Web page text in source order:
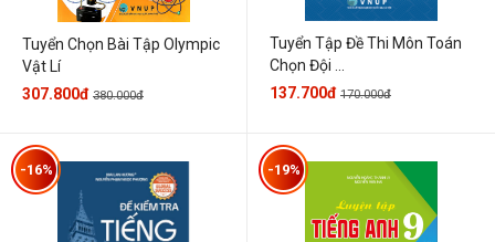
Tuyển Chọn Bài Tập Olympic
Vật Lí
307.800đ 380.000đ
Tuyển Tập Đề Thi Môn Toán
Chọn Đội ...
137.700đ 170.000đ
-16% -19%